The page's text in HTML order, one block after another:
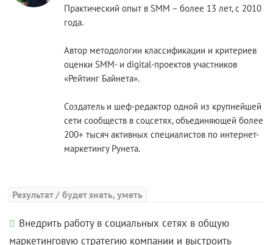
Практический опыт в SMM – более 13 лет, с 2010
года.
Автор методологии классификации и критериев
оценки SMM- и digital-проектов участников
«Рейтинг Байнета».
Создатель и шеф-редактор одной из крупнейшей
сети сообществ в соцсетях, объединяющей более
200+ тысяч активных специалистов по интернет-
маркетингу Рунета.
Результат / будет знать, уметь
Внедрить работу в социальных сетях в общую
маркетинговую стратегию компании и выстроить